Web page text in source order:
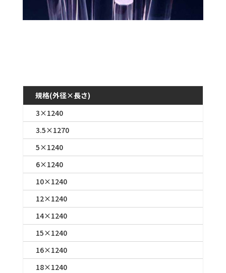
規格(外径×長さ)
3×1240
3.5×1270
5×1240
6×1240
10×1240
12×1240
14×1240
15×1240
16×1240
18×1240